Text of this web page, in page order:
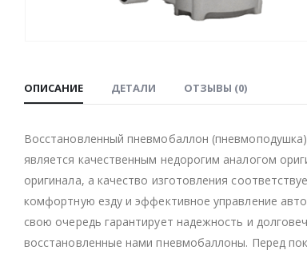
ОПИСАНИЕ ДЕТАЛИ ОТЗЫВЫ (0)
Восстановленный пневмобаллон
является качественным недорогим аналогом
оригинала, а качество изготовления
комфортную езду и эффективное управление
свою очередь гарантирует надежность и
восстановленные нами пневмобаллоны. Перед